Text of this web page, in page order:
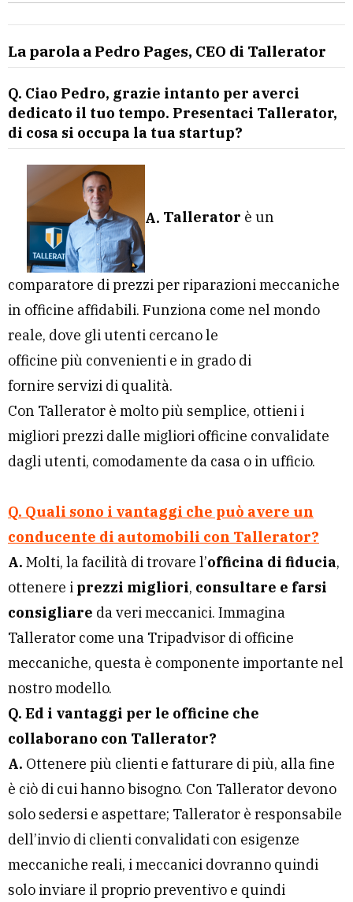
La parola a Pedro Pages, CEO di Tallerator
Q. Ciao Pedro, grazie intanto per averci
dedicato il tuo tempo. Presentaci Tallerator,
di cosa si occupa la tua startup?
A. Tallerator è un
comparatore di prezzi per riparazioni meccaniche
in officine affidabili. Funziona come nel mondo
reale, dove gli utenti cercano le
officine più convenienti e in grado di
fornire servizi di qualità.
Con Tallerator è molto più semplice, ottieni i
migliori prezzi dalle migliori officine convalidate
dagli utenti, comodamente da casa o in ufficio.
Q. Quali sono i vantaggi che può avere un
conducente di automobili con Tallerator?
A. Molti, la facilità di trovare l’officina di fiducia,
ottenere i prezzi migliori, consultare e farsi
consigliare da veri meccanici. Immagina
Tallerator come una Tripadvisor di officine
meccaniche, questa è componente importante nel
nostro modello.
Q. Ed i vantaggi per le officine che
collaborano con Tallerator?
A. Ottenere più clienti e fatturare di più, alla fine
è ciò di cui hanno bisogno. Con Tallerator devono
solo sedersi e aspettare; Tallerator è responsabile
dell’invio di clienti convalidati con esigenze
meccaniche reali, i meccanici dovranno quindi
solo inviare il proprio preventivo e quindi